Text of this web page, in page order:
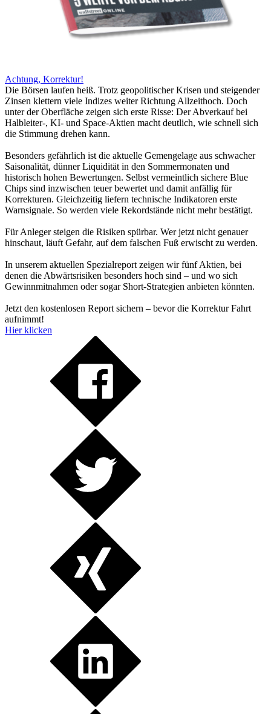
Achtung, Korrektur!
Die Börsen laufen heiß. Trotz geopolitischer Krisen und steigender
Zinsen klettern viele Indizes weiter Richtung Allzeithoch. Doch
unter der Oberfläche zeigen sich erste Risse: Der Abverkauf bei
Halbleiter-, KI- und Space-Aktien macht deutlich, wie schnell sich
die Stimmung drehen kann.
Besonders gefährlich ist die aktuelle Gemengelage aus schwacher
Saisonalität, dünner Liquidität in den Sommermonaten und
historisch hohen Bewertungen. Selbst vermeintlich sichere Blue
Chips sind inzwischen teuer bewertet und damit anfällig für
Korrekturen. Gleichzeitig liefern technische Indikatoren erste
Warnsignale. So werden viele Rekordstände nicht mehr bestätigt.
Für Anleger steigen die Risiken spürbar. Wer jetzt nicht genauer
hinschaut, läuft Gefahr, auf dem falschen Fuß erwischt zu werden.
In unserem aktuellen Spezialreport zeigen wir fünf Aktien, bei
denen die Abwärtsrisiken besonders hoch sind – und wo sich
Gewinnmitnahmen oder sogar Short-Strategien anbieten könnten.
Jetzt den kostenlosen Report sichern – bevor die Korrektur Fahrt
aufnimmt!
Hier klicken